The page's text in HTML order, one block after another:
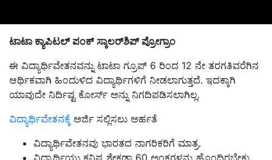
ಟಾಟಾ ಕ್ಯಾಪಿಟಲ್ ಪಂಕ್ಸ್ಕಾಲರ್‌ಶಿಪ್ ಪ್ರೋಗ್ರಾಂ
ಈ ವಿದ್ಯಾರ್ಥಿವೇತನವನ್ನು ಟಾಟಾ ಗ್ರೂಪ್ 6 ರಿಂದ 12 ನೇ ತರಗತಿವರೆಗಿನ
ಆರ್ಥಿಕವಾಗಿ ಹಿಂದುಳಿದ ವಿದ್ಯಾರ್ಥಿಗಳಿಗೆ ನೀಡಲಾಗುತ್ತದೆ. ಇದಕ್ಕಾಗಿ
ಯಾವುದೇ ನಿರ್ದಿಷ್ಟ ಕೋರ್ಸ್ ಅನ್ನು ನಿಗದಿಪಡಿಸಲಾಗಿಲ್ಲ.
ವಿದ್ಯಾರ್ಥಿವೇತನಕ್ಕೆ ಅರ್ಜಿ ಸಲ್ಲಿಸಲು ಅರ್ಹತೆ
ವಿದ್ಯಾರ್ಥಿವೇತನವು ಭಾರತದ ನಾಗರಿಕರಿಗೆ ಮಾತ್ರ.